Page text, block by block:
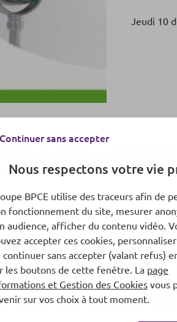
Jeudi 10
à ses enjeux, à ses
les épisodes 3 et 4.
et ne pas opposer les deux. […]
de la recherche de la Banque
de relance européen et français.
pour l’Europe » européen. Sont-
et transition énergétique ?
– tout en restant dans la course face
Continuer sans accepter
Nous respectons votre vie
BPCE utilise des traceurs afin de
fonctionnement du site, mesurer
audience, afficher du contenu vidéo.
accepter ces cookies,
continuer sans accepter (valant refus)
les boutons de cette fenêtre. La page
et Gestion des Cookies vous
sur vos choix à tout moment.